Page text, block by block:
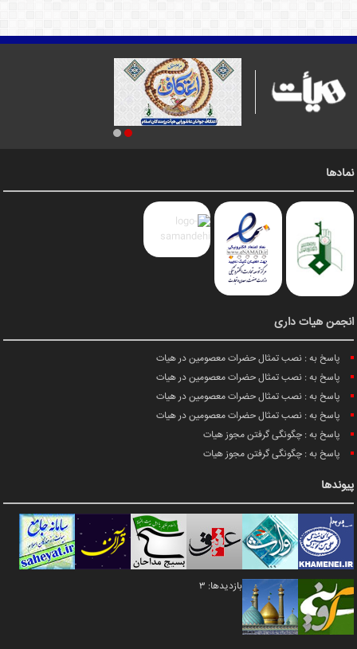
نمادها
انجمن هیات داری
پاسخ به : نصب تمثال حضرات معصومین در هیات
پاسخ به : نصب تمثال حضرات معصومین در هیات
پاسخ به : نصب تمثال حضرات معصومین در هیات
پاسخ به : نصب تمثال حضرات معصومین در هیات
پاسخ به : چگونگی گرفتن مجوز هیات
پاسخ به : چگونگی گرفتن مجوز هیات
پیوندها
بازدیدها: 3